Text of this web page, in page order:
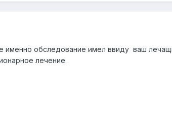
именно обследование имел ввиду ваш
лечение.